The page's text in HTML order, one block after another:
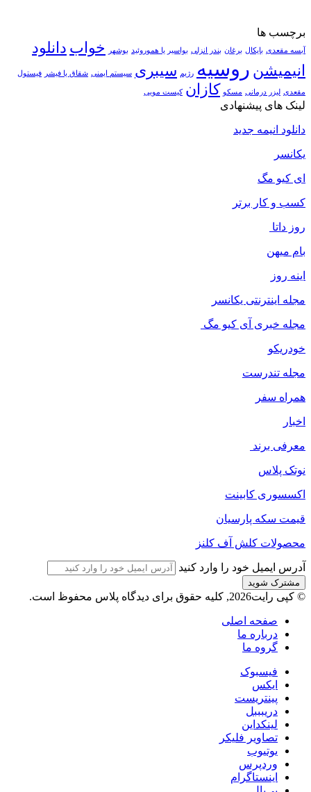
برچسب ها
آبسه مقعدی بایکال برغان بندر انزلی بواسیر یا هموروئید بوشهر خواب دانلود
انیمیشن روسیه رژیم سیبری سیستم ایمنی شقاق یا فیشر فیستول
مقعدی لیزر درمانی مسکو کازان کیست مویی
لینک های پیشنهادی
دانلود انیمه جدید
یکانسر
ای کیو مگ
کسب و کار برتر
روز داتا
بام میهن
اینه روز
مجله اینترنتی یکانسر
مجله خبری آی کیو مگ
خودریکو
مجله‌ تندرست
همراه سفر
اخبار
معرفی برند
نوتک پلاس
اکسسوری کابینت
قیمت سکه پارسیان
محصولات کلش آف کلنز
آدرس ایمیل خود را وارد کنید
© کپی رایت2026, کلیه حقوق برای دیدگاه پلاس محفوظ است.
صفحه اصلی
درباره ما
گروه ما
فیسبوک
ایکس
پینتریست
دریبببل
لینکداین
تصاویر فلیکر
یوتیوب
وردپرس
اینستاگرام